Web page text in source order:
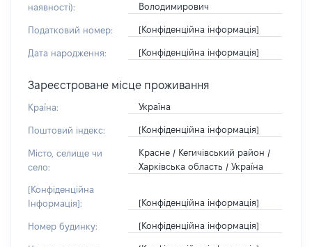
наявності):
Володимирович
Податковий номер: [Конфіденційна інформація]
Дата народження: [Конфіденційна інформація]
Зареєстроване місце проживання
Країна: Україна
Поштовий індекс: [Конфіденційна інформація]
Місто, селище чи
село:
Красне / Кегичівський район /
Харківська область / Україна
[Конфіденційна
Інформація]:
[Конфіденційна інформація]
Номер будинку: [Конфіденційна інформація]